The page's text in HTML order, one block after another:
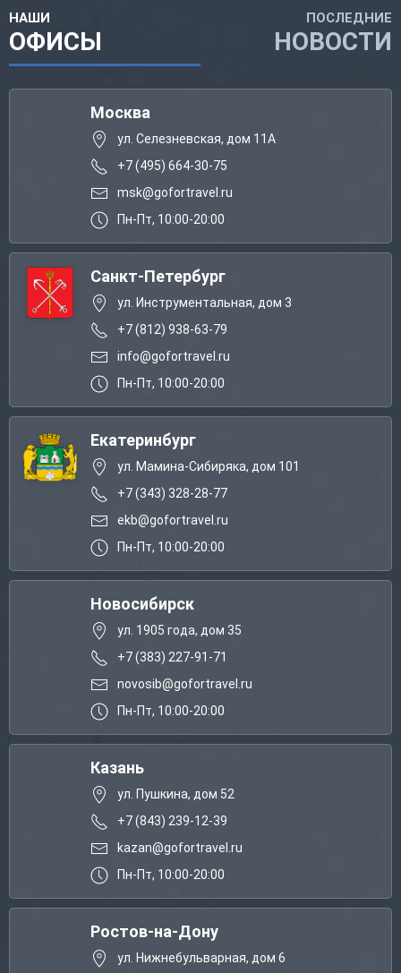
НАШИ
ОФИСЫ
ПОСЛЕДНИЕ
НОВОСТИ
Москва
ул. Селезневская, дом 11А
+7 (495) 664-30-75
msk@gofortravel.ru
Пн-Пт, 10:00-20:00
Санкт-Петербург
ул. Инструментальная, дом 3
+7 (812) 938-63-79
info@gofortravel.ru
Пн-Пт, 10:00-20:00
Екатеринбург
ул. Мамина-Сибиряка, дом 101
+7 (343) 328-28-77
ekb@gofortravel.ru
Пн-Пт, 10:00-20:00
Новосибирск
ул. 1905 года, дом 35
+7 (383) 227-91-71
novosib@gofortravel.ru
Пн-Пт, 10:00-20:00
Казань
ул. Пушкина, дом 52
+7 (843) 239-12-39
kazan@gofortravel.ru
Пн-Пт, 10:00-20:00
Ростов-на-Дону
ул. Нижнебульварная, дом 6